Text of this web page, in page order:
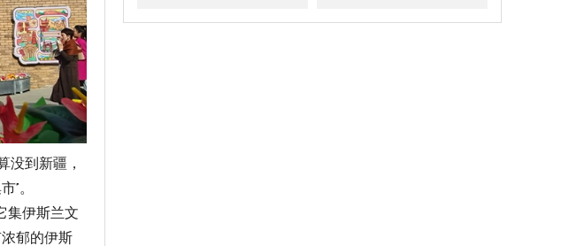
没到新疆，
”。
集伊斯兰文
郁的伊斯